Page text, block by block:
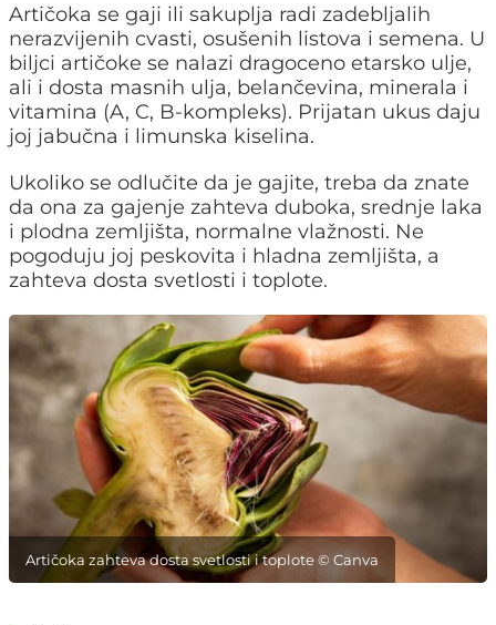
Artičoka se gaji ili sakuplja radi zadebljalih
nerazvijenih cvasti, osušenih listova i semena. U
biljci artičoke se nalazi dragoceno etarsko ulje,
ali i dosta masnih ulja, belančevina, minerala i
vitamina (A, C, B-kompleks). Prijatan ukus daju
joj jabučna i limunska kiselina.
Ukoliko se odlučite da je gajite, treba da znate
da ona za gajenje zahteva duboka, srednje laka
i plodna zemljišta, normalne vlažnosti. Ne
pogoduju joj peskovita i hladna zemljišta, a
zahteva dosta svetlosti i toplote.
Artičoka zahteva dosta svetlosti i toplote © Canva